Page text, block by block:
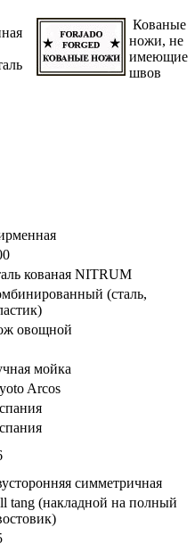
Кованые
ножи, не
имеющие
швов
кованая NITRUM
(сталь,
овощной
мойка
Arcos
симметричная
tang (накладной на полный